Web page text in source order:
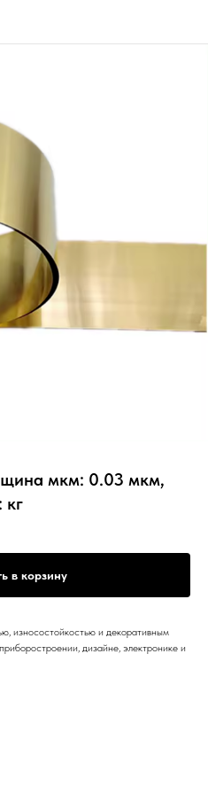
мкм: 0.03 мкм,
в корзину
износостойкостью и декоративным
дизайне, электронике и